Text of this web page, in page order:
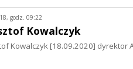
godz. 09:22
Kowalczyk
Kowalczyk [18.09.2020] dyrektor